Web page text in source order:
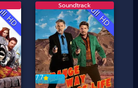
HD Full HD
7.7
Soundtrack